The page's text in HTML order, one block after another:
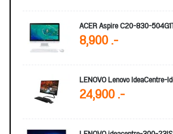
ACER Aspire C20-830-
8,900 .-
LENOVO Lenovo
24,900 .-